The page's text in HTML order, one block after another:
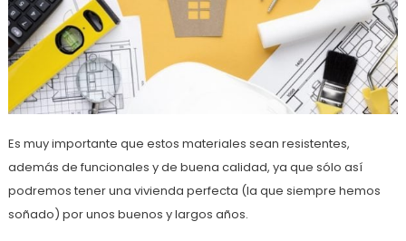
Es muy importante que estos materiales sean resistentes,
además de funcionales y de buena calidad, ya que sólo así
podremos tener una vivienda perfecta (la que siempre hemos
soñado) por unos buenos y largos años.